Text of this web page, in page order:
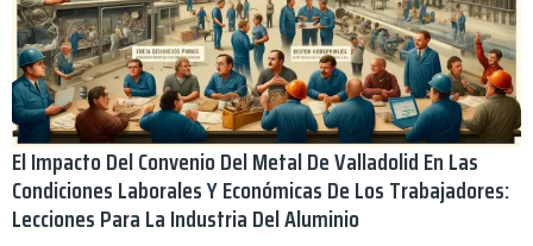
El Impacto Del Convenio Del Metal De Valladolid En Las
Condiciones Laborales Y Económicas De Los Trabajadores:
Lecciones Para La Industria Del Aluminio